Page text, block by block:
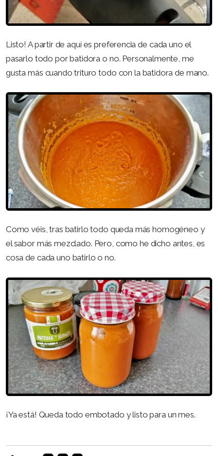
Listo! A partir de aquí es preferencia de cada uno el
pasarlo todo por batidora o no. Personalmente, me
gusta más cuando trituro todo con la batidora de mano.
Como véis, tras batirlo todo queda más homogéneo y
el sabor más mezclado. Pero, como he dicho antes, es
cosa de cada uno batirlo o no.
¡Ya está! Queda todo embotado y listo para un mes.